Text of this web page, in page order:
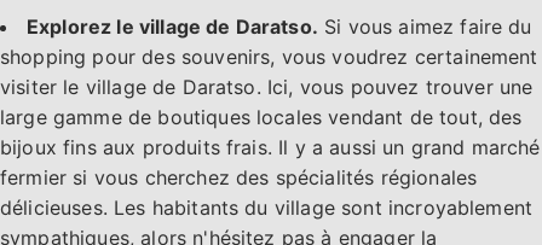
Explorez le village de Daratso. Si vous aimez faire du
shopping pour des souvenirs, vous voudrez certainement
visiter le village de Daratso. Ici, vous pouvez trouver une
large gamme de boutiques locales vendant de tout, des
bijoux fins aux produits frais. Il y a aussi un grand marché
fermier si vous cherchez des spécialités régionales
délicieuses. Les habitants du village sont incroyablement
sympathiques, alors n'hésitez pas à engager la